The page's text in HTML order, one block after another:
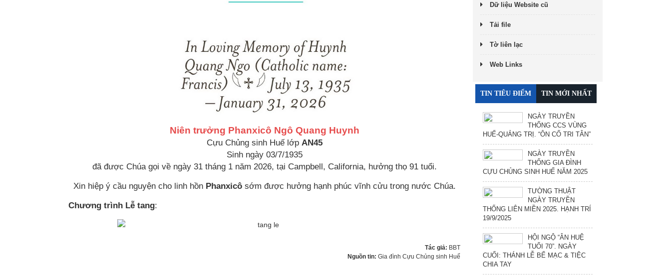
Niên trưởng Phanxicô Ngô Quang Huynh
Cựu Chủng sinh Huế lớp AN45
Sinh ngày 03/7/1935
đã được Chúa gọi về ngày 31 tháng 1 năm 2026, tại Campbell, California, hưởng thọ 91 tuổi.
Xin hiệp ý cầu nguyện cho linh hồn Phanxicôsớm được hưởng hạnh phúc vĩnh cửu trong nước Chúa.
Chương trình Lễ tang:
Tác giả: BBT
Nguồn tin: Gia đình Cựu Chủng sinh Huế
Dữ liệu Website cũ
Tải file
Tờ liên lạc
Web Links
TIN TIÊU ĐIỂM TIN MỚI NHẤT
NGÀY TRUYỀN
THỐNG CCS VÙNG
HUẾ-QUẢNG TRỊ. “ÔN CỐ TRI TÂN”
NGÀY TRUYỀN
THỐNG GIA ĐÌNH
CỰU CHỦNG SINH HUẾ NĂM 2025
TƯỜNG THUẬT
NGÀY TRUYỀN
THỐNG LIÊN MIỀN 2025. HẠNH TRÍ
19/9/2025
HỘI NGỘ “ÂN HUỆ
TUỔI 70”. NGÀY
CUỐI: THÁNH LỄ BẾ MẠC & TIỆC
CHIA TAY